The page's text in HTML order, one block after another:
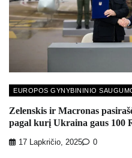
EUROPOS GYNYBININIO
Zelenskis ir Macronas
pagal kurį Ukraina gaus 100
17 Lapkričio, 2025 0